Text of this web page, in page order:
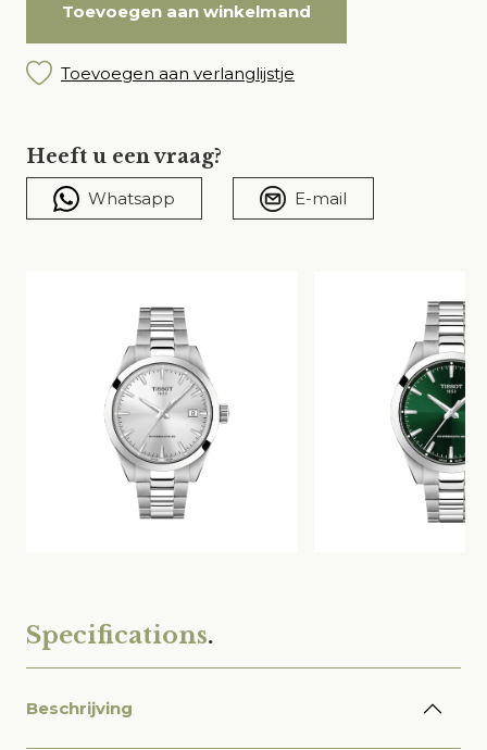
Toevoegen aan winkelmand
Toevoegen aan verlanglijstje
Heeft u een vraag?
Whatsapp E-mail
Specifications.
Beschrijving